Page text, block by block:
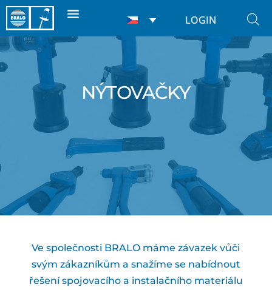
LOGIN
NÝTOVAČKY
Ve společnosti BRALO máme závazek vůči
svým zákazníkům a snažíme se nabídnout
řešení spojovacího a instalačního materiálu